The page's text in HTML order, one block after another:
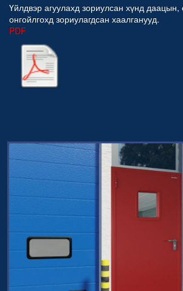
Үйлдвэр агуулахд зориулсан хүнд даацын,
онгойлгохд зориулагдсан
PDF